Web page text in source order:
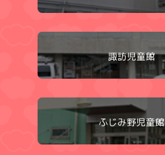
諏訪児童館
ふじみ野児童館